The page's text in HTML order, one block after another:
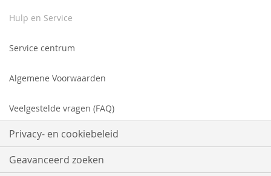
Hulp en Service
Service centrum
Algemene Voorwaarden
Veelgestelde vragen (FAQ)
Privacy- en cookiebeleid
Geavanceerd zoeken